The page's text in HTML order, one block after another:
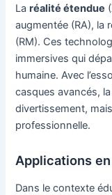
Laréalité étendue
augmentée (RA), la
(RM). Ces
immersives qui
humaine. Avec
casques avancés,
divertissement,
professionnelle.
Applications
Dans le contexte